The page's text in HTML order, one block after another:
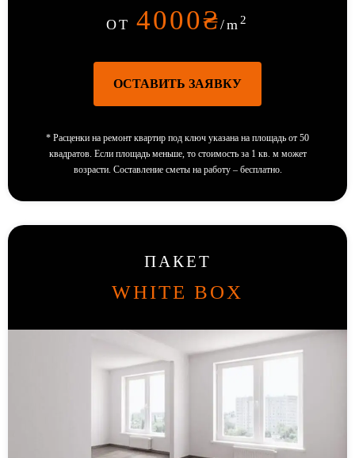
ОТ 4000₴/m 2
ОСТАВИТЬ ЗАЯВКУ
* Расценки на ремонт квартир под ключ указана на площадь от 50
квадратов. Если площадь меньше, то стоимость за 1 кв. м может
возрасти. Составление сметы на работу – бесплатно.
ПАКЕТ
WHITE BOX